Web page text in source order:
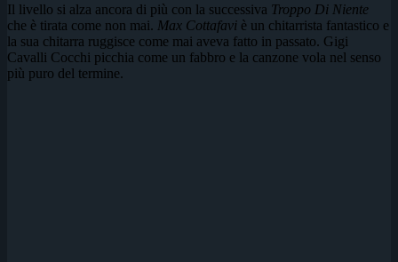
Il livello si alza ancora di più con la successiva Troppo Di Niente
che è tirata come non mai. Max Cottafavi è un chitarrista fantastico e
la sua chitarra ruggisce come mai aveva fatto in passato. Gigi
Cavalli Cocchi picchia come un fabbro e la canzone vola nel senso
più puro del termine.